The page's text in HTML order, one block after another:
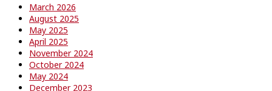
March 2026
August 2025
May 2025
April 2025
November 2024
October 2024
May 2024
December 2023